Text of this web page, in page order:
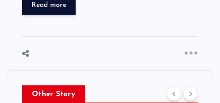
Read more
Other Story